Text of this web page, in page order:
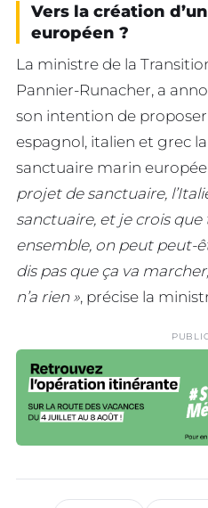
Vers la création
européen ?
La ministre de la
Pannier-Runacher, a
son intention de
espagnol, italien et grec
sanctuaire marin
projet de sanctuaire,
sanctuaire, et je crois
ensemble, on peut peut-
dis pas que ça va
n’a rien », précise la